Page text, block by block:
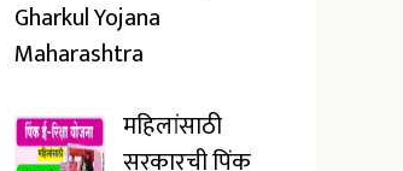
Gharkul Yojana
Maharashtra
महिलांसाठी
सरकारची पिंक